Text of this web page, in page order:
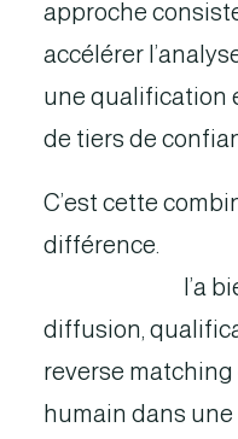
approche
accélérer
une qualification
de tiers de
C’est cette
différence.
l’a
diffusion,
reverse
humain dans